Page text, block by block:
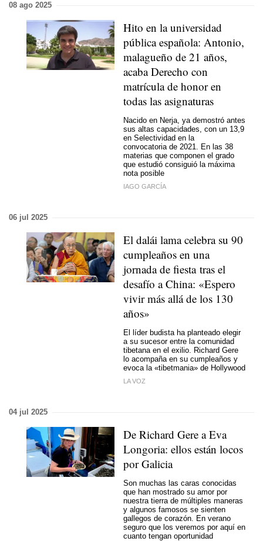
08 ago 2025
Hito en la universidad
pública española: Antonio,
malagueño de 21 años,
acaba Derecho con
matrícula de honor en
todas las asignaturas
Nacido en Nerja, ya demostró antes
sus altas capacidades, con un 13,9
en Selectividad en la
convocatoria de 2021. En las 38
materias que componen el grado
que estudió consiguió la máxima
nota posible
IAGO GARCÍA
06 jul 2025
El dalái lama celebra su 90
cumpleaños en una
jornada de fiesta tras el
desafío a China: «Espero
vivir más allá de los 130
años»
El líder budista ha planteado elegir
a su sucesor entre la comunidad
tibetana en el exilio. Richard Gere
lo acompaña en su cumpleaños y
evoca la «tibetmania» de Hollywood
LA VOZ
04 jul 2025
De Richard Gere a Eva
Longoria: ellos están locos
por Galicia
Son muchas las caras conocidas
que han mostrado su amor por
nuestra tierra de múltiples maneras
y algunos famosos se sienten
gallegos de corazón. En verano
seguro que los veremos por aquí en
cuanto tengan oportunidad